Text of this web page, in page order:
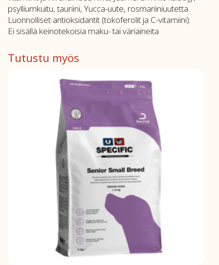
psylliumkuitu, tauriini, Yucca-uute, rosmariiniuutetta.
Luonnolliset antioksidantit (tokoferolit ja C-vitamiini).
Ei sisällä keinotekoisia maku- tai väriaineita
Tutustu myös